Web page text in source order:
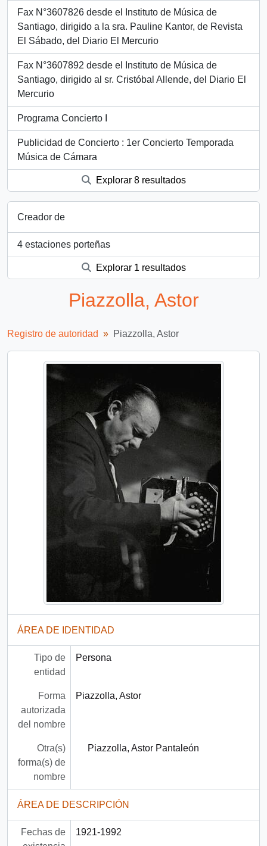
Fax N°3607826 desde el Instituto de Música de
Santiago, dirigido a la sra. Pauline Kantor, de Revista
El Sábado, del Diario El Mercurio
Fax N°3607892 desde el Instituto de Música de
Santiago, dirigido al sr. Cristóbal Allende, del Diario El
Mercurio
Programa Concierto I
Publicidad de Concierto : 1er Concierto Temporada
Música de Cámara
Explorar 8 resultados
Creador de
4 estaciones porteñas
Explorar 1 resultados
Piazzolla, Astor
Registro de autoridad Piazzolla, Astor
ÁREA DE IDENTIDAD
Tipo de
entidad
Persona
Forma
autorizada
del nombre
Piazzolla, Astor
Otra(s)
forma(s) de
nombre
Piazzolla, Astor Pantaleón
ÁREA DE DESCRIPCIÓN
Fechas de
1921-1992